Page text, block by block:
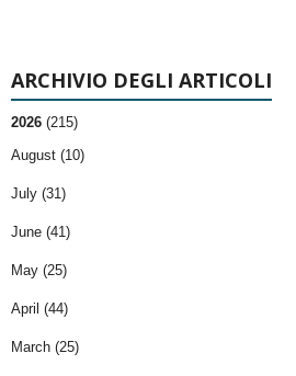
ARCHIVIO DEGLI ARTICOLI
2026 (215)
August (10)
July (31)
June (41)
May (25)
April (44)
March (25)